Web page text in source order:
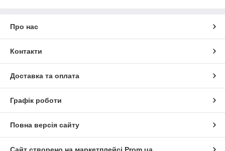
Про нас
Контакти
Доставка та оплата
Графік роботи
Повна версія сайту